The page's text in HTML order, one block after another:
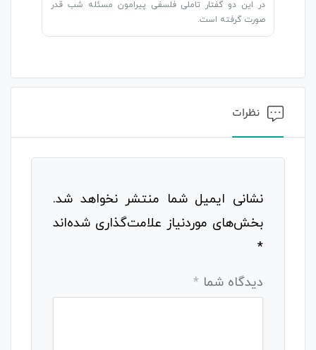
در این دو گفتار تاملی فلسفی پیرامون مسئله شب قدر
صورت گرفته است.
نظرات
نشانی ایمیل شما منتشر نخواهد شد.
بخش‌های موردنیاز علامت‌گذاری شده‌اند
*
دیدگاه شما *